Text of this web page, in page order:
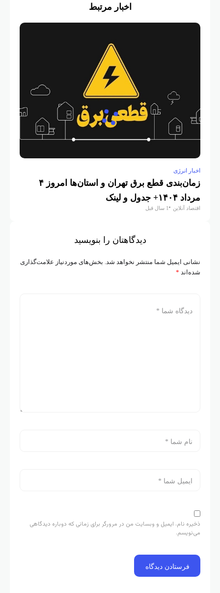
اخبار مرتبط
اخبار انرژی
زمان‌بندی قطع برق تهران و استان‌ها امروز ۴
مرداد ۱۴۰۴+ جدول و لینک
اقتصاد آنلاین 1 سال قبل
دیدگاهتان را بنویسید
نشانی ایمیل شما منتشر نخواهد شد. بخش‌های موردنیاز علامت‌گذاری
شده‌اند *
ذخیره نام، ایمیل و وبسایت من در مرورگر برای زمانی که دوباره دیدگاهی
می‌نویسم.